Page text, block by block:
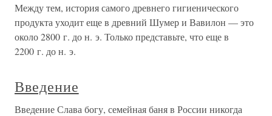
Между тем, история самого древнего гигиенического
продукта уходит еще в древний Шумер и Вавилон — это
около 2800 г. до н. э. Только представьте, что еще в
2200 г. до н. э.
Введение
Введение Слава богу, семейная баня в России никогда